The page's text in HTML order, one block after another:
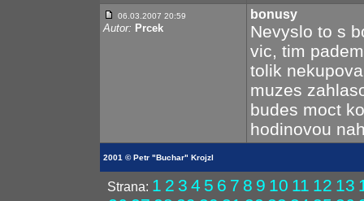
06.03.2007 20:59
Autor: Prcek
bonusy
Nevyslo to s
vic, tim
tolik
muzes
budes moct
hodinovou
2001 © Petr "Buchar" Krojzl
Strana: 1 2 3 4 5 6 7 8 9 10 11 12 13